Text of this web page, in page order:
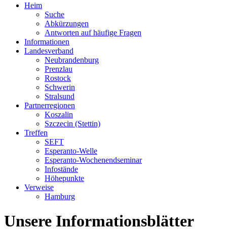
Heim
Suche
Abkürzungen
Antworten auf häufige Fragen
Informationen
Landesverband
Neubrandenburg
Prenzlau
Rostock
Schwerin
Stralsund
Partnerregionen
Koszalin
Szczecin (Stettin)
Treffen
SEFT
Esperanto-Welle
Esperanto-Wochenendseminar
Infostände
Höhepunkte
Verweise
Hamburg
Unsere Informationsblätter